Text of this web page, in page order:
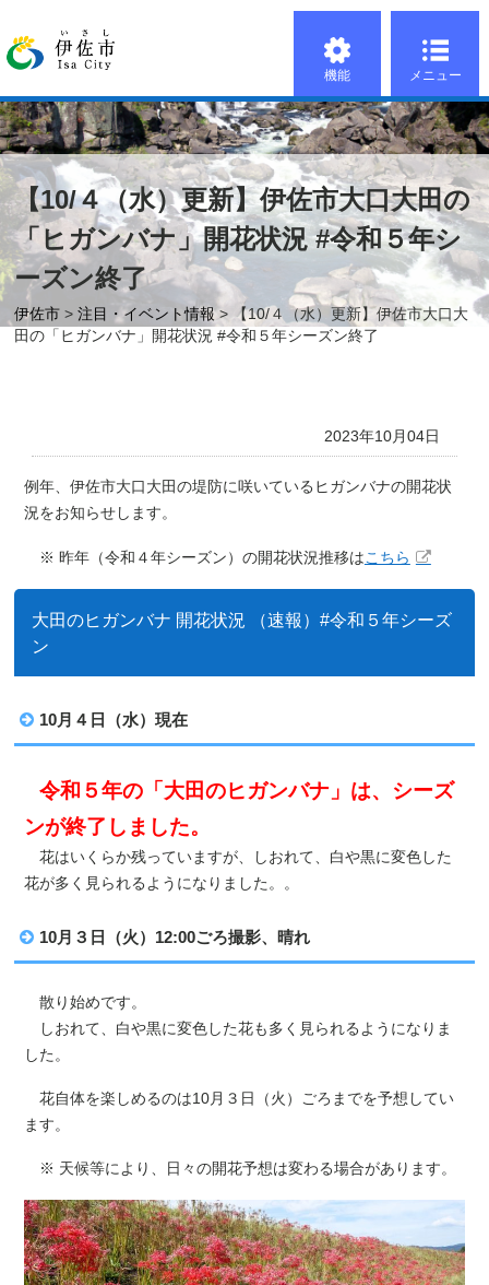
機能 メニュー
【10/４（水）更新】伊佐市大口大田の
「ヒガンバナ」開花状況 #令和５年シ
ーズン終了
伊佐市 >注目・イベント情報> 【10/４（水）更新】伊佐市大口大
田の「ヒガンバナ」開花状況 #令和５年シーズン終了
2023年10月04日
例年、伊佐市大口大田の堤防に咲いているヒガンバナの開花状
況をお知らせします。
※ 昨年（令和４年シーズン）の開花状況推移はこちら
大田のヒガンバナ 開花状況 （速報）#令和５年シーズ
ン
10月４日（水）現在
令和５年の「大田のヒガンバナ」は、シーズ
ンが終了しました。
花はいくらか残っていますが、しおれて、白や黒に変色した
花が多く見られるようになりました。。
10月３日（火）12:00ごろ撮影、晴れ
散り始めです。
しおれて、白や黒に変色した花も多く見られるようになりま
した。
花自体を楽しめるのは10月３日（火）ごろまでを予想してい
ます。
※ 天候等により、日々の開花予想は変わる場合があります。